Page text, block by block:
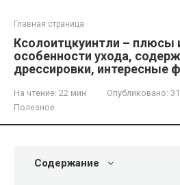
Главная страница
Ксолоитцкуинтли – плюсы
особенности ухода,
дрессировки, интересные
На чтение: 22 мин Опубликовано:
Полезное
Содержание